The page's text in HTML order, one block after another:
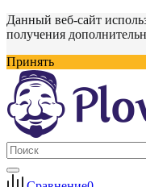
Данный веб-сайт
получения
Принять